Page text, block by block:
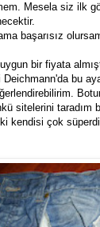
Mesela siz ilk
başarısız
bir fiyata
bu
sitelerini taradım
kendisi çok